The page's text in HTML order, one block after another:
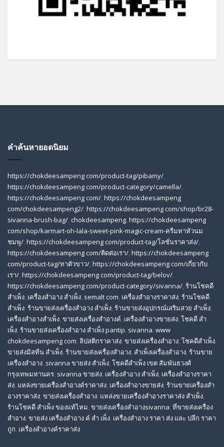
คำค้นหายอดนิยม
https://chokdeesampeng com/product-tag/pibamy/,
https://chokdeesampeng com/product-category/camella/,
https://chokdeesampeng com/, https://chokdeesampeng
com/chokdeesampeng2/, https://chokdeesampeng com/shop/br28-
sivanna-brush-bag/, chokdeesampeng, https://chokdeesampeng
com/shop/karmart-oh-lala-sweet-pink-magic-cream-ครีมทาหัวนม
ชมพู/, https://chokdeesampeng com/product-tag/โลชั่นราคาส่ง/,
https://chokdeesampeng com/ติดต่อเรา/, https://chokdeesampeng
com/product-tag/ทาตัวขาว/, https://chokdeesampeng com/เกี่ยวกับ
เรา/, https://chokdeesampeng com/product-tag/belov/,
https://chokdeesampeng com/product-category/sivanna/, ร้านโชคดี
สําเพ็ง, เครื่องสำอาง สำเพ็ง, semalt com, เครื่องสำอางราคาส่ง, ร้านโชคดี
สำเพ็ง, ร้านขายส่งเครื่องสําอาง สําเพ็ง, ร้านขายส่งอุปกรณ์เสริมสวย สําเพ็ง,
เครื่องสำอางสำเพ็ง, ขายส่งเครื่องสำอางค์, เครื่องสำอางขายส่ง, โชคดี สํา
เพ็ง, ร้านขายส่งเครื่องสําอาง สําเพ็ง pantip, sivanna, www
chokdeesampeng com, ลิปสติกราคาส่ง, ขายส่งเครื่องสำอาง, โชคดีสำเพ็ง,
ขายส่งมิสทีน สําเพ็ง, ร้านขายส่งเครื่องสำอาง, สําเพ็งเครื่องสําอาง, ร้านขาย
เครื่องสำอาง, sivanna ขายส่ง สําเพ็ง, โชคดีสำเพ็ง เขต สัมพันธวงศ์
กรุงเทพมหานคร, sivanna ขายส่ง, เครื่องสําอาง สําเพ็ง, เครื่องสําอางราคา
ส่ง, แหล่งขายเครื่องสําอางค์ราคาส่ง, เครื่องสําอางขายส่ง, ร้านขายเครื่องสํา
อางราคาส่ง, ขายส่งเครื่องสําอาง, แหล่งขายเครื่องสําอางราคาส่ง สําเพ็ง,
ร้านโชคดี สําเพ็ง ของแท้ไหม, ขายส่งเครื่องสําอางsivanna, ที่ขายส่งเครื่อง
สําอาง, ขายส่ง เครื่องสำอาง ค์ สำ เพ็ง, เครื่องสำอาง ราคา ส่ง และ ปลีก ราคา
ถูก, เครื่องสำอางค์ราคาส่ง